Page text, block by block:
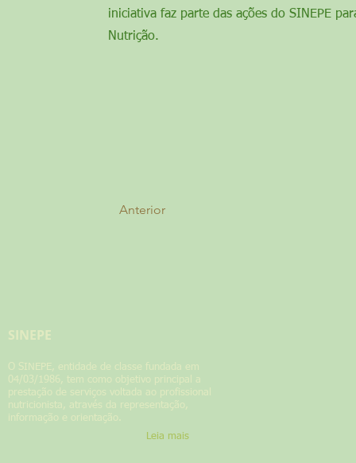
iniciativa faz parte das ações do SINEPE
Nutrição.
Anterior
SINEPE
​O SINEPE, entidade de classe fundada em
04/03/1986, tem como objetivo principal a
prestação de serviços voltada ao profissional
nutricionista, através da representação,
informação e orientação.
Leia mais